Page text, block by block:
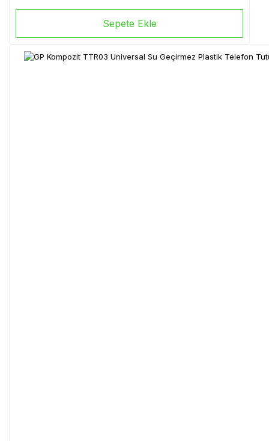
Sepete Ekle